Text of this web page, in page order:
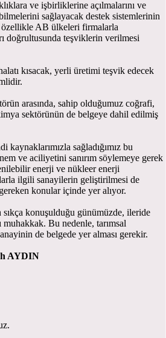
ve işbirliklerine açılmalarını ve
sağlayacak destek sistemlerinin
AB ülkeleri firmalarla
doğrultusunda teşviklerin verilmesi
kısacak, yerli üretimi teşvik edecek
arasında, sahip olduğumuz coğrafi,
sektörünün de belgeye dahil edilmiş
kaynaklarımızla sağladığımız bu
ve aciliyetini sanırım söylemeye gerek
enerji ve nükleer enerji
ilgili sanayilerin geliştirilmesi de
konular içinde yer alıyor.
konuşulduğu günümüzde, ileride
muhakkak. Bu nedenle, tarımsal
de belgede yer alması gerekir.
AYDIN